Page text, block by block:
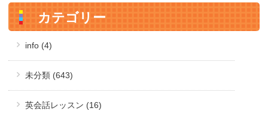
カテゴリー
info (4)
未分類 (643)
英会話レッスン (16)